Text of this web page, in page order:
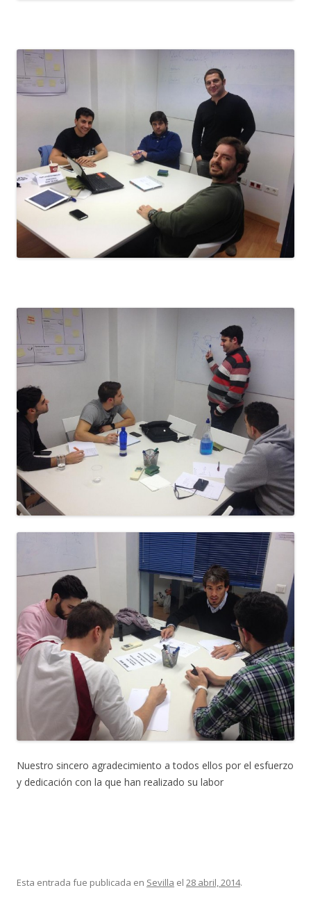
Nuestro sincero agradecimiento a todos ellos por el esfuerzo
y dedicación con la que han realizado su labor
Esta entrada fue publicada en Sevilla el 28 abril, 2014.